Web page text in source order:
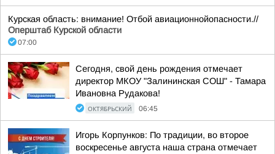
Курская область: внимание! Отбой авиационнойопасности.//
Оперштаб Курской области
07:00
Сегодня, свой день рождения отмечает
директор МКОУ "Залининская СОШ" - Тамара
Ивановна Рудакова!
ОКТЯБРЬСКИЙ 06:45
Игорь Корпунков: По традиции, во второе
воскресенье августа наша страна отмечает